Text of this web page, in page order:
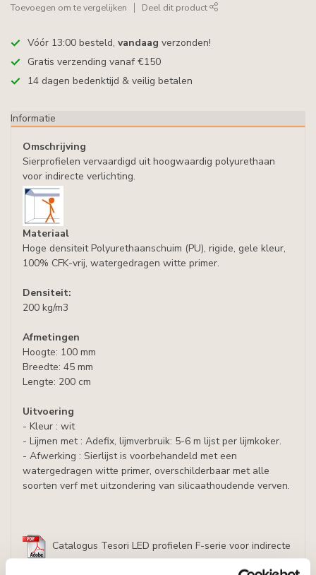
Toevoegen om te vergelijken Deel dit product
Vóór 13:00 besteld, vandaag verzonden!
Gratis verzending vanaf €150
14 dagen bedenktijd & veilig betalen
Informatie
Omschrijving
Sierprofielen vervaardigd uit hoogwaardig polyurethaan
voor indirecte verlichting.
Materiaal
Hoge densiteit Polyurethaanschuim (PU), rigide, gele kleur,
100% CFK-vrij, watergedragen witte primer.
Densiteit:
200 kg/m3
Afmetingen
Hoogte: 100 mm
Breedte: 45 mm
Lengte: 200 cm
Uitvoering
- Kleur : wit
- Lijmen met : Adefix, lijmverbruik: 5-6 m lijst per lijmkoker.
- Afwerking : Sierlijst is voorbehandeld met een
watergedragen witte primer, overschilderbaar met alle
soorten verf met uitzondering van silicaathoudende verven.
Catalogus Tesori LED profielen F-serie voor indirecte